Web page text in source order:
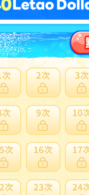
賣家： siriustrade
アラーム 目覚ま
プ ギフト ベッ
賣家：
プルーン 掛け置
賣家： yksakai